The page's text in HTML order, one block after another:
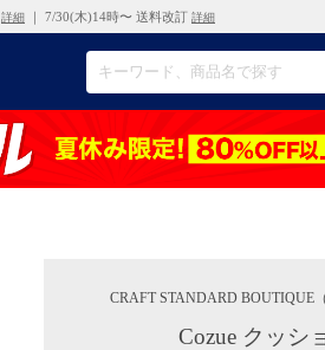
詳細 ｜ 7/30(木)14時〜 送料改訂 詳細
CRAFT STANDARD BOUTIQUE
Cozue クッシ